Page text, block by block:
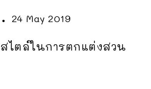
24 May 2019
ไตล์ในการตกแต่งสวน